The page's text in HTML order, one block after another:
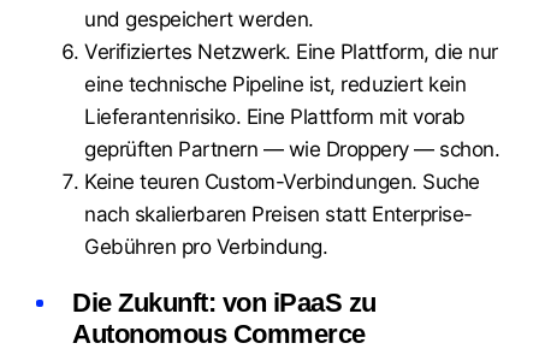
und gespeichert werden.
Verifiziertes Netzwerk. Eine Plattform, die nur
eine technische Pipeline ist, reduziert kein
Lieferantenrisiko. Eine Plattform mit vorab
geprüften Partnern — wie Droppery — schon.
Keine teuren Custom-Verbindungen. Suche
nach skalierbaren Preisen statt Enterprise-
Gebühren pro Verbindung.
Die Zukunft: von iPaaS zu
Autonomous Commerce